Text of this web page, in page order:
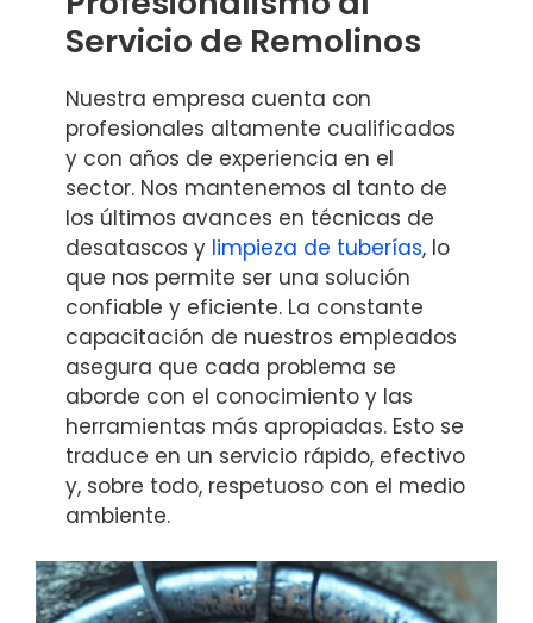
Servicio de Remolinos
Nuestra empresa cuenta con
profesionales altamente cualificados
y con años de experiencia en el
sector. Nos mantenemos al tanto de
los últimos avances en técnicas de
desatascos y limpieza de tuberías, lo
que nos permite ser una solución
confiable y eficiente. La constante
capacitación de nuestros empleados
asegura que cada problema se
aborde con el conocimiento y las
herramientas más apropiadas. Esto se
traduce en un servicio rápido, efectivo
y, sobre todo, respetuoso con el medio
ambiente.